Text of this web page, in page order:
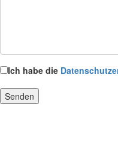
Ich habe die